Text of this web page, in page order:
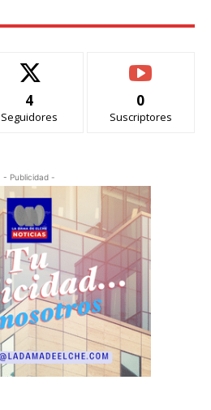
4
Seguidores
0
Suscriptores
- Publicidad -